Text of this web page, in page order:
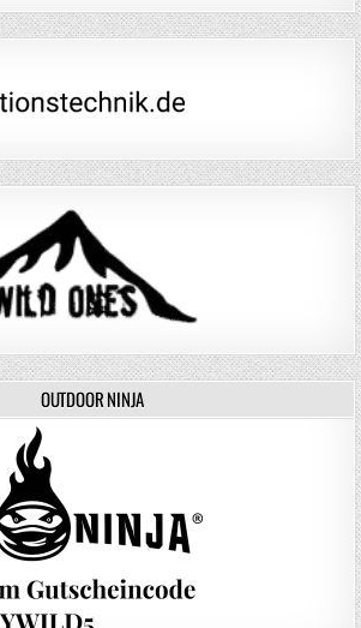
OUTDOOR NINJA